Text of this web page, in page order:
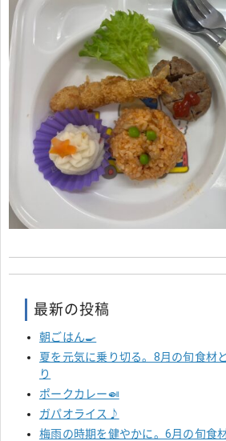
最新の投稿
朝ごはん🍳
夏を元気に乗り切る。8月の旬食材
り
ポークカレー🍛
ガパオライス♪
梅雨の時期を健やかに。6月の旬食